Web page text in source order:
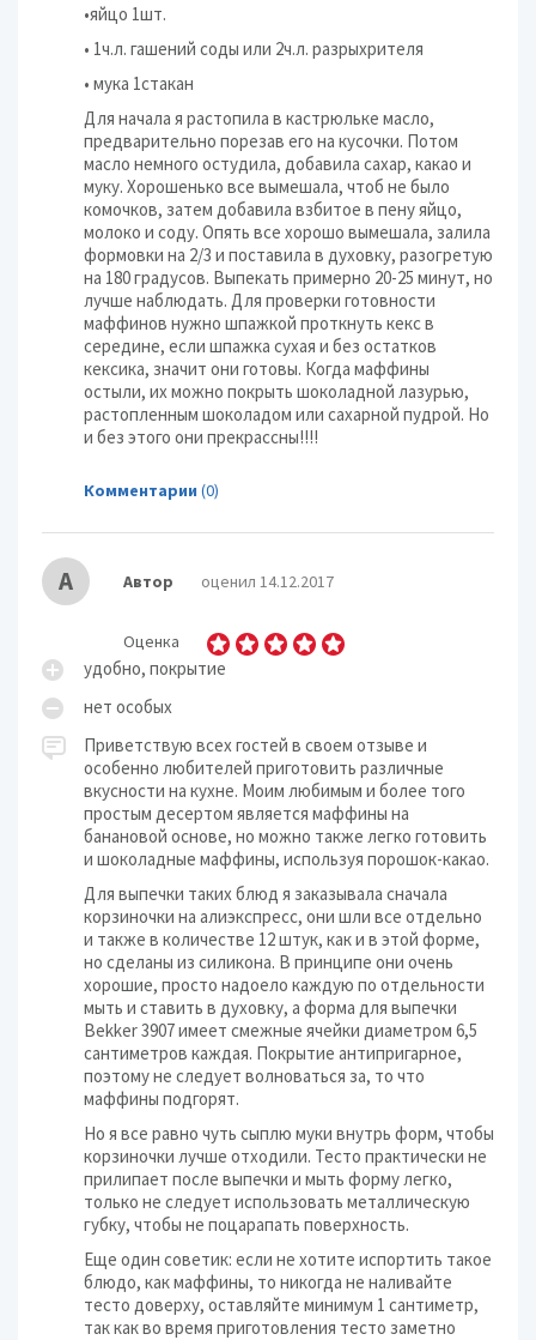
•яйцо 1шт.
• 1ч.л. гашений соды или 2ч.л. разрыхрителя
• мука 1стакан
Для начала я растопила в кастрюльке масло,
предварительно порезав его на кусочки. Потом
масло немного остудила, добавила сахар, какао и
муку. Хорошенько все вымешала, чтоб не было
комочков, затем добавила взбитое в пену яйцо,
молоко и соду. Опять все хорошо вымешала, залила
формовки на 2/3 и поставила в духовку, разогретую
на 180 градусов. Выпекать примерно 20-25 минут, но
лучше наблюдать. Для проверки готовности
маффинов нужно шпажкой проткнуть кекс в
середине, если шпажка сухая и без остатков
кексика, значит они готовы. Когда маффины
остыли, их можно покрыть шоколадной лазурью,
растопленным шоколадом или сахарной пудрой. Но
и без этого они прекрассны!!!!
Комментарии (0)
А Автор оценил 14.12.2017
Оценка
удобно, покрытие
нет особых
Приветствую всех гостей в своем отзыве и
особенно любителей приготовить различные
вкусности на кухне. Моим любимым и более того
простым десертом является маффины на
банановой основе, но можно также легко готовить
и шоколадные маффины, используя порошок-какао.
Для выпечки таких блюд я заказывала сначала
корзиночки на алиэкспресс, они шли все отдельно
и также в количестве 12 штук, как и в этой форме,
но сделаны из силикона. В принципе они очень
хорошие, просто надоело каждую по отдельности
мыть и ставить в духовку, а форма для выпечки
Bekker 3907 имеет смежные ячейки диаметром 6,5
сантиметров каждая. Покрытие антипригарное,
поэтому не следует волноваться за, то что
маффины подгорят.
Но я все равно чуть сыплю муки внутрь форм, чтобы
корзиночки лучше отходили. Тесто практически не
прилипает после выпечки и мыть форму легко,
только не следует использовать металлическую
губку, чтобы не поцарапать поверхность.
Еще один советик: если не хотите испортить такое
блюдо, как маффины, то никогда не наливайте
тесто доверху, оставляйте минимум 1 сантиметр,
так как во время приготовления тесто заметно